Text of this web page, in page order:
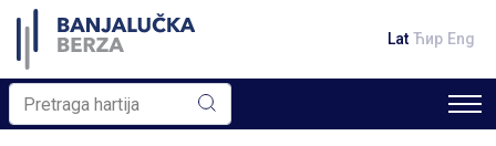
Lat Ћир Eng